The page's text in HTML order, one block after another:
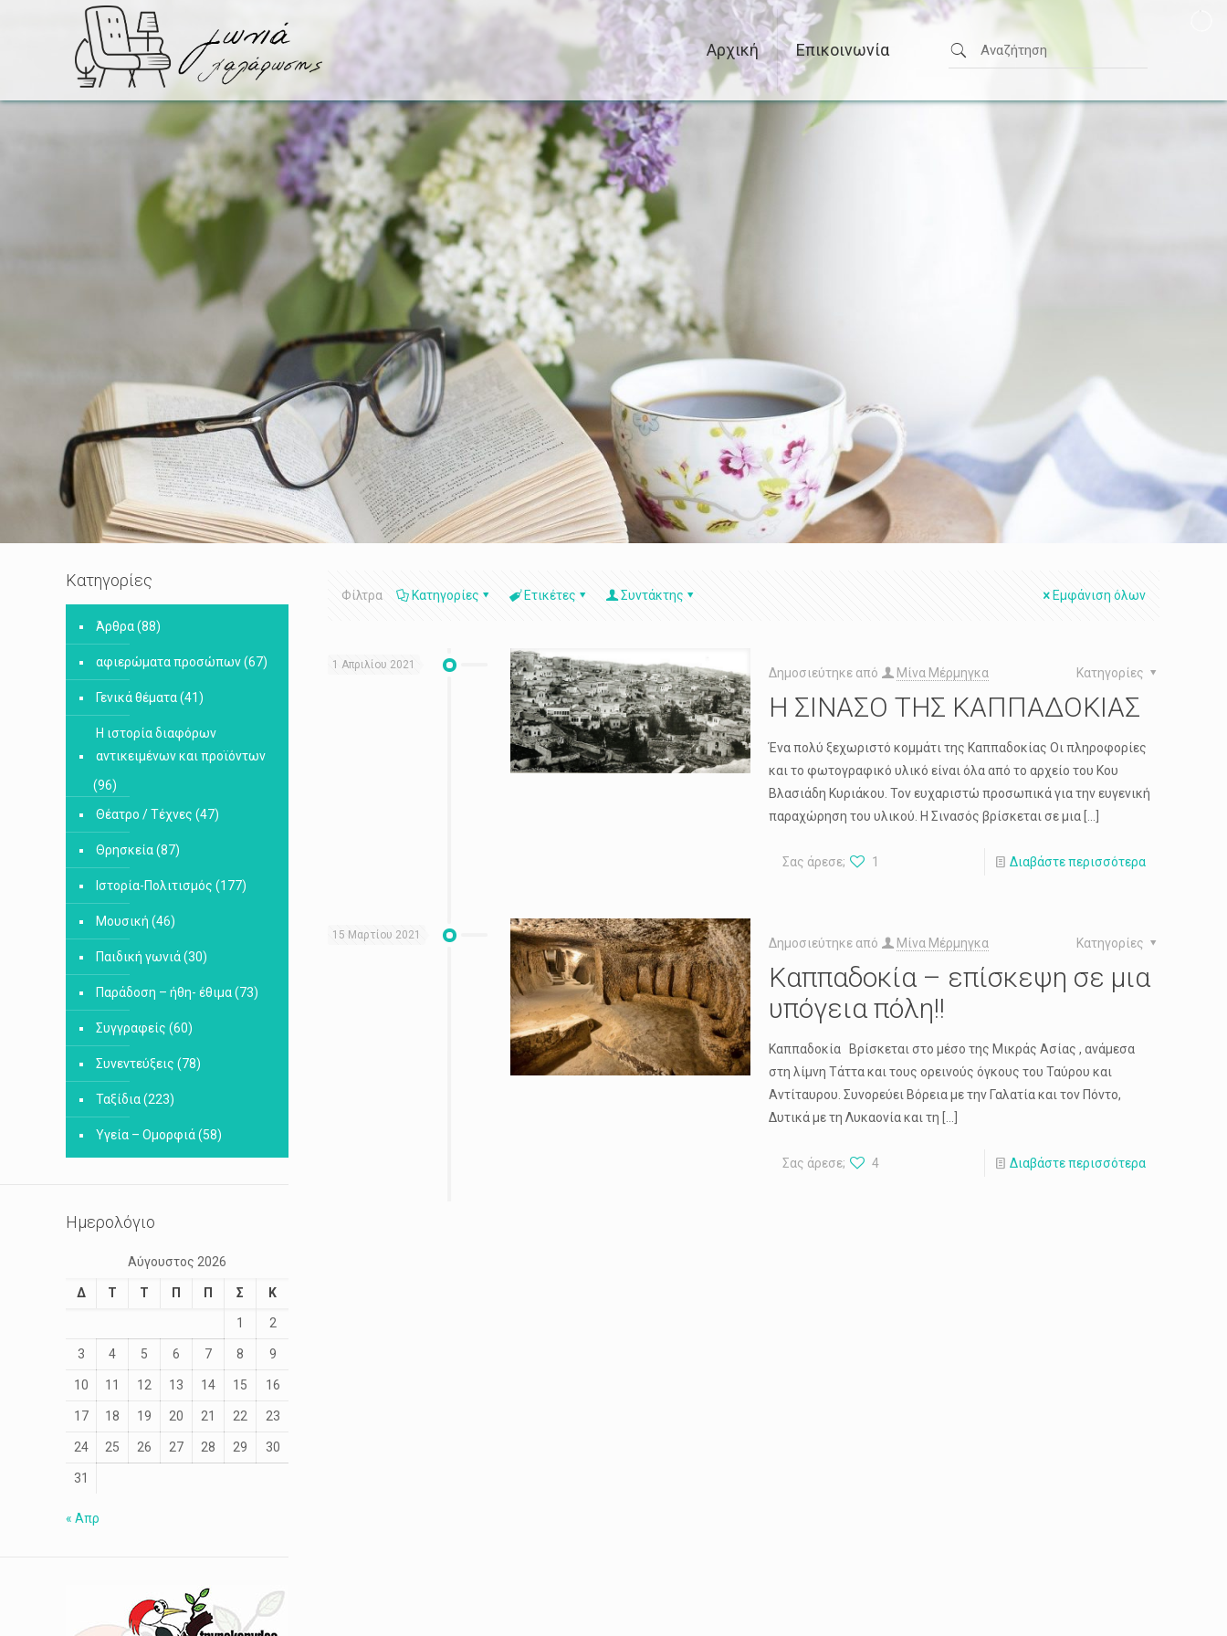
Αρχική Επικοινωνία
Φίλτρα Κατηγορίες Ετικέτες Συντάκτης Εμφάνιση όλων
1 Απριλίου 2021
Δημοσιεύτηκε από Μίνα Μέρμηγκα Κατηγορίες
Η ΣΙΝΑΣΟ ΤΗΣ ΚΑΠΠΑΔΟΚΙΑΣ
Ένα πολύ ξεχωριστό κομμάτι της Καππαδοκίας Οι πληροφορίες
και το φωτογραφικό υλικό είναι όλα από το αρχείο του Κου
Βλασιάδη Κυριάκου. Τον ευχαριστώ προσωπικά για την ευγενική
παραχώρηση του υλικού. Η Σινασός βρίσκεται σε μια
Σας άρεσε; 1 Διαβάστε περισσότερα
15 Μαρτίου 2021
Δημοσιεύτηκε από Μίνα Μέρμηγκα Κατηγορίες
Καππαδοκία – επίσκεψη σε μια
υπόγεια πόλη!!
Καππαδοκία Βρίσκεται στο μέσο της Μικράς Ασίας , ανάμεσα
στη λίμνη Τάττα και τους ορεινούς όγκους του Ταύρου και
Αντίταυρου. Συνορεύει Βόρεια με την Γαλατία και τον Πόντο,
Δυτικά με τη Λυκαονία και τη
Σας άρεσε; 4 Διαβάστε περισσότερα
Κατηγορίες
Άρθρα(88)
αφιερώματα προσώπων(67)
Γενικά θέματα(41)
Η ιστορία διαφόρων
αντικειμένων και προϊόντων
(96)
Θέατρο / Τέχνες (47)
Θρησκεία(87)
Ιστορία-Πολιτισμός (177)
Μουσική (46)
Παιδική γωνιά(30)
Παράδοση – ήθη- έθιμα(73)
Συγγραφείς (60)
Συνεντεύξεις (78)
Ταξίδια(223)
Υγεία – Ομορφιά(58)
Ημερολόγιο
Αύγουστος 2026
Δ Τ Τ Π Π Σ Κ
1 2
3 4 5 6 7 8 9
10 11 12 13 14 15 16
17 18 19 20 21 22 23
24 25 26 27 28 29 30
31
« Απρ